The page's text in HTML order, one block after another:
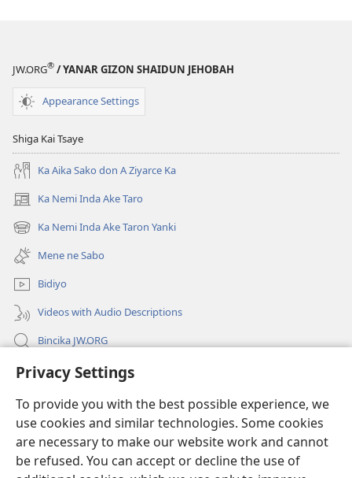
Privacy Settings
To provide you with the best possible experience, we
use cookies and similar technologies. Some cookies
are necessary to make our website work and cannot
be refused. You can accept or decline the use of
JW.ORG® / YANAR GIZON SHAIDUN JEHOBAH
Appearance Settings
Shiga Kai Tsaye
Ka Aika Sako don A Ziyarce Ka
Ka Nemi Inda Ake Taro
(opens
new
window)
Ka Nemi Inda Ake Taron Yanki
(opens
new
window)
Mene ne Sabo
Bidiyo
Videos with Audio Descriptions
Bincika JW.ORG
Labaran Shari’a
Gudummawa
(opens
new
window)Watchtower LABURARE NA INTANE
(opens
new